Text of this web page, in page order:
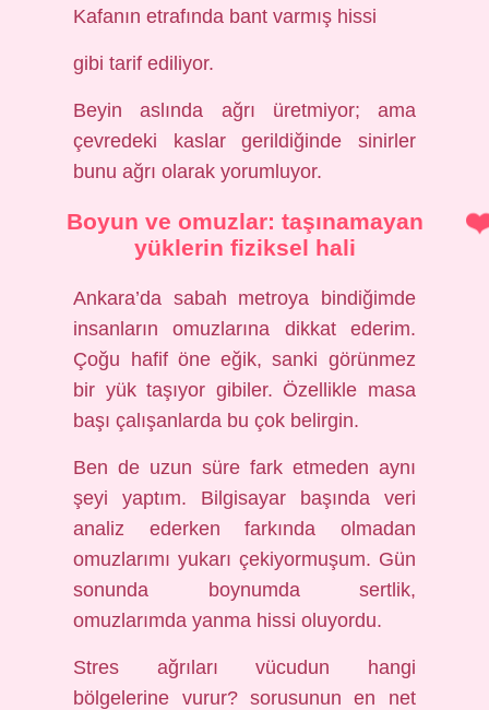
Kafanın etrafında bant varmış hissi
gibi tarif ediliyor.
Beyin aslında ağrı üretmiyor; ama
çevredeki kaslar gerildiğinde sinirler
bunu ağrı olarak yorumluyor.
Boyun ve omuzlar: taşınamayan
yüklerin fiziksel hali
Ankara’da sabah metroya bindiğimde
insanların omuzlarına dikkat ederim.
Çoğu hafif öne eğik, sanki görünmez
bir yük taşıyor gibiler. Özellikle masa
başı çalışanlarda bu çok belirgin.
Ben de uzun süre fark etmeden aynı
şeyi yaptım. Bilgisayar başında veri
analiz ederken farkında olmadan
omuzlarımı yukarı çekiyormuşum. Gün
sonunda boynumda sertlik,
omuzlarımda yanma hissi oluyordu.
Stres ağrıları vücudun hangi
bölgelerine vurur? sorusunun en net